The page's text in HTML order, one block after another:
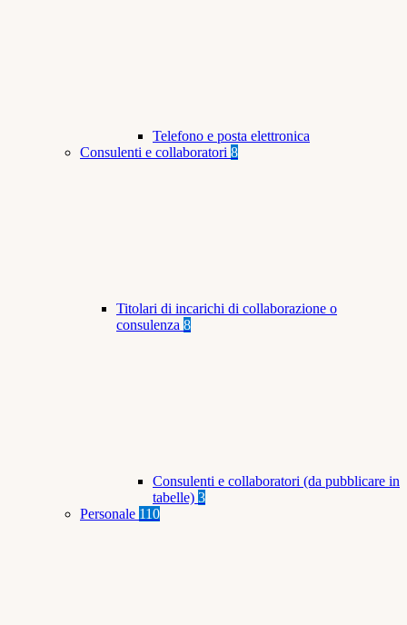
Telefono e posta elettronica
Consulenti e collaboratori 8
Titolari di incarichi di collaborazione o
consulenza 8
Consulenti e collaboratori (da pubblicare in
tabelle) 3
Personale 110